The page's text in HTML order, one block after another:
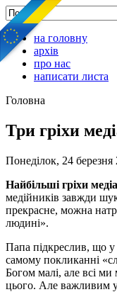
на головну
архів
про нас
написати листа
Головна
Три гріхи
Понеділок, 24 березня
Найбільші гріхи
медійників завжди
прекрасне, можна
людині».
Папа підкреслив, що у
самому покликанні
Богом малі, але всі
цього. Але важливим у